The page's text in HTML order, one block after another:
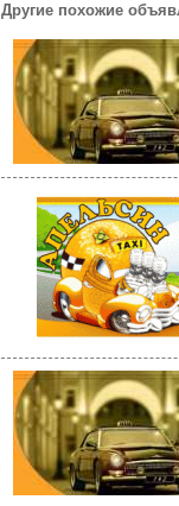
Другие похожие